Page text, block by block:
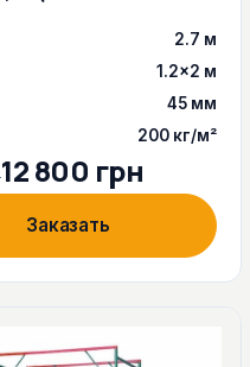
2.7 м
1.2×2 м
45 мм
200 кг/м²
12 800 грн
Заказать